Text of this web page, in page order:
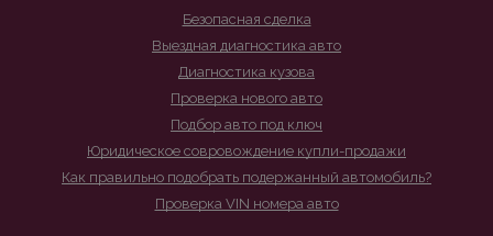
Безопасная сделка
Выездная диагностика авто
Диагностика кузова
Проверка нового авто
Подбор авто под ключ
Юридическое совровождение купли-продажи
Как правильно подобрать подержанный автомобиль?
Проверка VIN номера авто